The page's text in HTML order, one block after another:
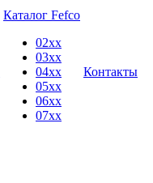
Каталог Fefco
02xx
03xx
04xx
05xx
06xx
07xx
Контакты